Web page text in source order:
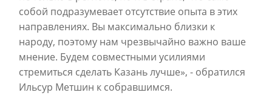
собой подразумевает отсутствие опыта в этих
направлениях. Вы максимально близки к
народу, поэтому нам чрезвычайно важно ваше
мнение. Будем совместными усилиями
стремиться сделать Казань лучше», - обратился
Ильсур Метшин к собравшимся.